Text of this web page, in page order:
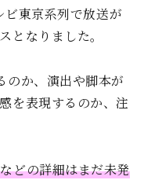
東京系列で放送が
となりました。
のか、演出や脚本が
を表現するのか、注
どの詳細はまだ未発